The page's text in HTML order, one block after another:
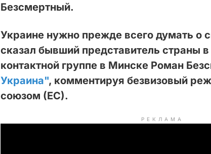
Безсмертный.
Украине нужно прежде всего думать о
сказал бывший представитель страны
контактной группе в Минске Роман
Украина", комментируя безвизовый
союзом (ЕС).
РЕКЛАМА